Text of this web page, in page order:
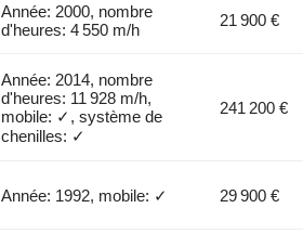
Année: 2000, nombre
d'heures: 4 550 m/h
21 900 €
Année: 2014, nombre
d'heures: 11 928 m/h,
mobile: ✓, système de
chenilles: ✓
241 200 €
Année: 1992, mobile: ✓ 29 900 €